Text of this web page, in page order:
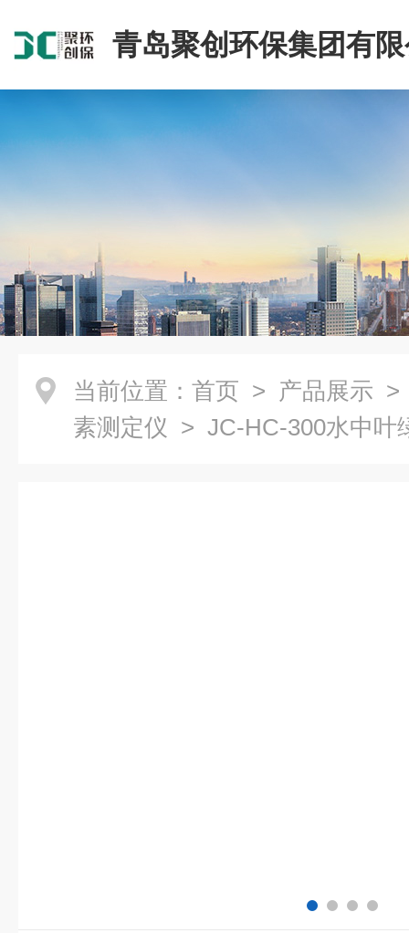
青岛聚创环保集团有
当前位置： 首页 > 产品展示
素测定仪 > JC-HC-300水中叶